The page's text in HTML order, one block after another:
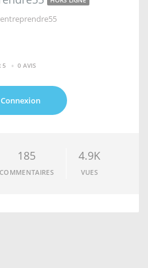
5 • 0 AVIS
Connexion
185
COMMENTAIRES
4.9K
VUES